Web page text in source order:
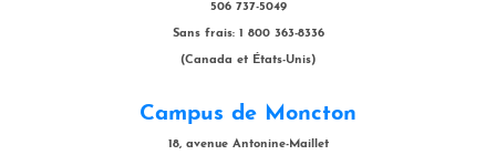
506 737-5049
Sans frais: 1 800 363-8336
(Canada et États-Unis)
Campus de Moncton
18, avenue Antonine-Maillet